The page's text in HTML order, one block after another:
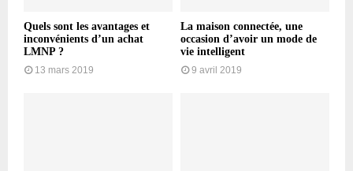
Quels sont les avantages et
inconvénients d’un achat
LMNP ?
13 mars 2019
La maison connectée, une
occasion d’avoir un mode de
vie intelligent
9 avril 2019